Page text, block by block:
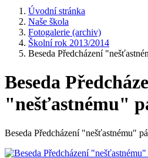
Úvodní stránka
Naše škola
Fotogalerie (archiv)
Školní rok 2013/2014
Beseda Předcházení
Beseda
"nešťastnému"
Beseda Předcházení "nešťastnému"